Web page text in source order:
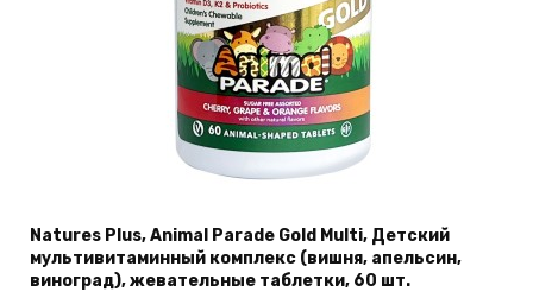
Natures Plus, Animal Parade Gold Multi, Детский
мультивитаминный комплекс (вишня, апельсин,
виноград), жевательные таблетки, 60 шт.